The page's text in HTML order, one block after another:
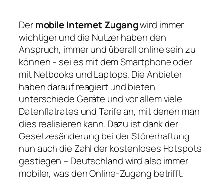
Dermobile Internet Zugangwird immer
wichtiger und die Nutzer haben den
Anspruch, immer und überall online sein zu
können – sei es mit dem Smartphone oder
mit Netbooks und Laptops. Die Anbieter
haben darauf reagiert und bieten
unterschiede Geräte und vor allem viele
Datenflatrates und Tarife an, mit denen man
dies realisieren kann. Dazu ist dank der
Gesetzesänderung bei der Störerhaftung
nun auch die Zahl der kostenloses Hotspots
gestiegen – Deutschland wird also immer
mobiler, was den Online-Zugang betrifft.